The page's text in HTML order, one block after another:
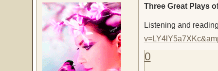
Three Great Plays
Listening and
0